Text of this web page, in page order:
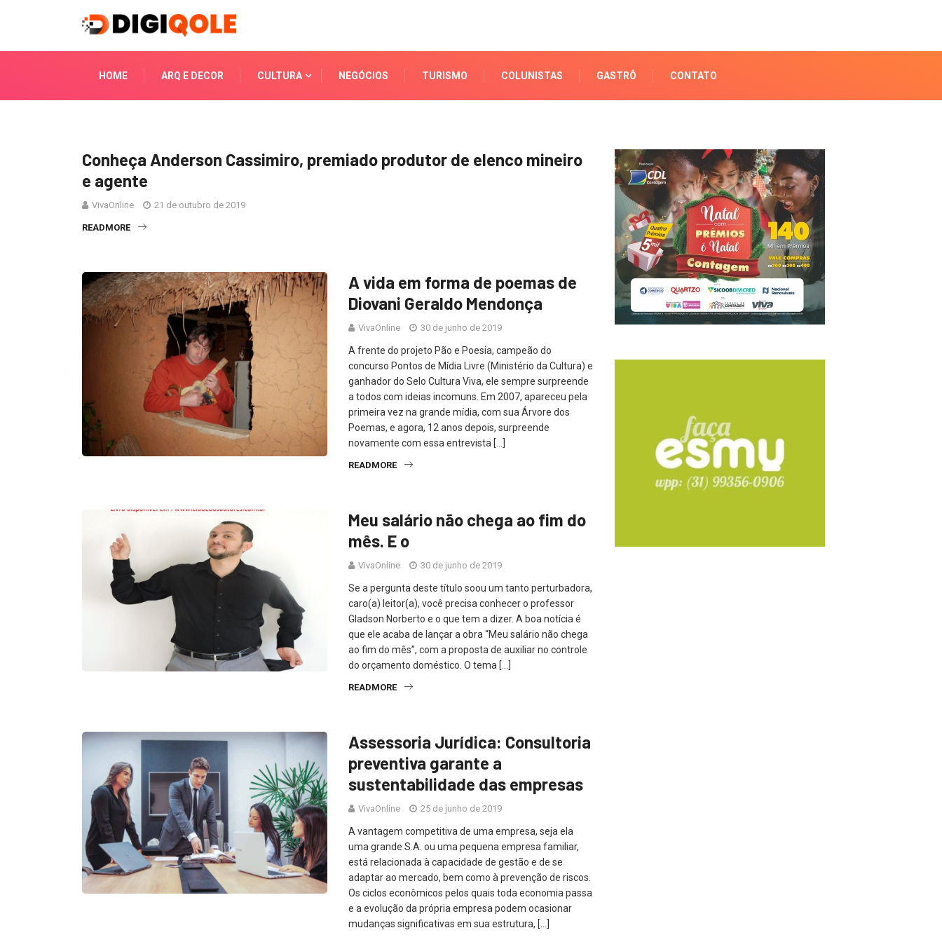
HOME ARQ E DECOR CULTURA NEGÓCIOS TURISMO COLUNISTAS GASTRÔ CONTATO
Conheça Anderson Cassimiro, premiado produtor de elenco mineiro
e agente
VivaOnline 21 de outubro de 2019
READMORE
A vida em forma de poemas de
Diovani Geraldo Mendonça
VivaOnline 30 de junho de 2019
A frente do projeto Pão e Poesia, campeão do
concurso Pontos de Mídia Livre (Ministério da Cultura) e
ganhador do Selo Cultura Viva, ele sempre surpreende
a todos com ideias incomuns. Em 2007, apareceu pela
primeira vez na grande mídia, com sua Árvore dos
Poemas, e agora, 12 anos depois, surpreende
novamente com essa entrevista […]
READMORE
Meu salário não chega ao fim do
mês. E o
VivaOnline 30 de junho de 2019
Se a pergunta deste título soou um tanto perturbadora,
caro(a) leitor(a), você precisa conhecer o professor
Gladson Norberto e o que tem a dizer. A boa notícia é
que ele acaba de lançar a obra “Meu salário não chega
ao fim do mês”, com a proposta de auxiliar no controle
do orçamento doméstico. O tema […]
READMORE
Assessoria Jurídica: Consultoria
preventiva garante a
sustentabilidade das empresas
VivaOnline 25 de junho de 2019
A vantagem competitiva de uma empresa, seja ela
uma grande S.A. ou uma pequena empresa familiar,
está relacionada à capacidade de gestão e de se
adaptar ao mercado, bem como à prevenção de riscos.
Os ciclos econômicos pelos quais toda economia passa
e a evolução da própria empresa podem ocasionar
mudanças significativas em sua estrutura, […]